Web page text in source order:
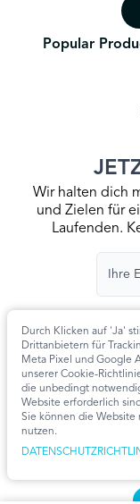
Popular
Durch Klicken auf 'Ja'
Drittanbietern für
Meta Pixel und Google
unserer Cookie-
die unbedingt
Website erforderlich
Sie können die
nutzen.
Wir halten dich
und Zielen für
Laufenden.
Startseite
Kontaktieren Sie